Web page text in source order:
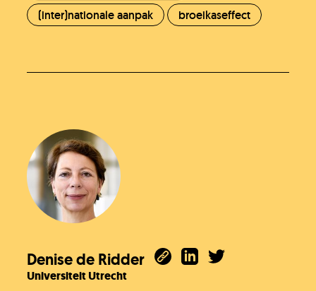
(inter)nationale aanpak
broeikaseffect
Denise de Ridder
Universiteit Utrecht